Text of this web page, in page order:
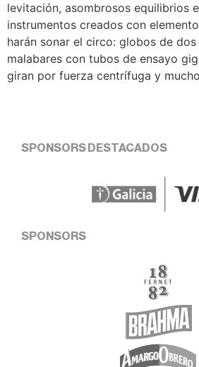
levitación, asombrosos equilibrios
instrumentos creados con
harán sonar el circo: globos de
malabares con tubos de ensayo
giran por fuerza centrífuga y
SPONSORS DESTACADOS
SPONSORS